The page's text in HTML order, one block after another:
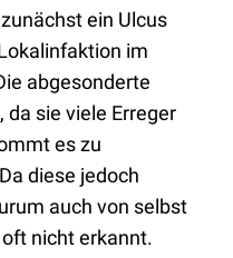
ein Ulcus
im
abgesonderte
sie viele Erreger
es zu
diese jedoch
auch von selbst
nicht erkannt.